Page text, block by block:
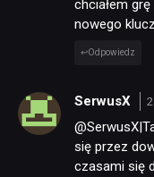
chciałem
nowego
Odpowiedz
SerwusX
się przez
czasami się